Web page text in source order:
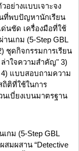
อย่างแบบเจาะจง
นที่พบปัญหานักเรียน
นชัด เครื่องมือที่ใช้
นเกม (5-Step GBL
ชุดกิจกรรมการเรียน
าใจความสำคัญ" 3)
แบบสอบถามความ
ติที่ใช้ในการ
เบี่ยงเบนมาตรฐาน
กม (5-Step GBL
มผสาน “Detective